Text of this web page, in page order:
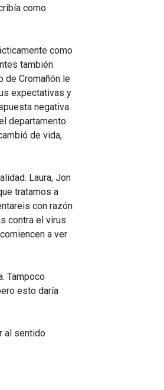
como
como
también
de Cromañón le
expectativas y
negativa
departamento
de vida,
Laura, Jon
tratamos a
con razón
contra el virus
a ver
Tampoco
esto daría
al sentido